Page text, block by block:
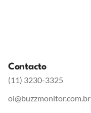
Contacto
(11) 3230-3325
oi@buzzmonitor.com.br